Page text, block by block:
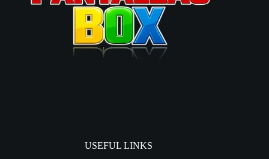
USEFUL LINKS